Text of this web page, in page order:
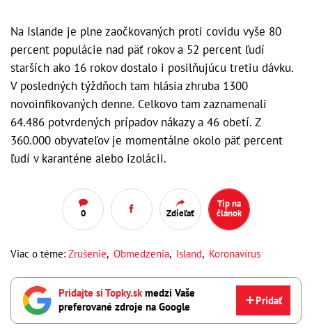
Na Islande je plne zaočkovaných proti covidu vyše 80
percent populácie nad päť rokov a 52 percent ľudí
starších ako 16 rokov dostalo i posilňujúcu tretiu dávku.
V posledných týždňoch tam hlásia zhruba 1300
novoinfikovaných denne. Celkovo tam zaznamenali
64.486 potvrdených prípadov nákazy a 46 obetí. Z
360.000 obyvateľov je momentálne okolo päť percent
ľudí v karanténe alebo izolácii.
0 Zdieľať
Tip na
článok
Viac o téme: Zrušenie, Obmedzenia, Island, Koronavírus
Pridajte si Topky.skmedzi Vaše
preferované zdroje na Google
Pridať